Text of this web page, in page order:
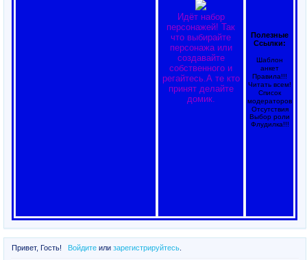
Идёт набор
персонажей! Так
что выбирайте
персонажа или
создавайте
собственного и
регайтесь.А те кто
принят делайте
домик.
Полезные
Ссылки:
Шаблон
анкет
Правила!!!
Читать всем!
Список
модераторов
Отсутствия
Выбор роли
Флудилка!!!
Привет, Гость! Войдитеили зарегистрируйтесь.